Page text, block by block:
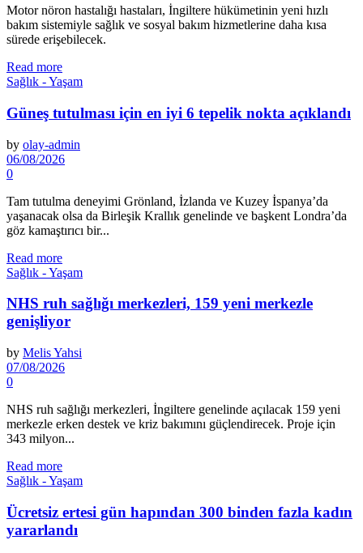
Motor nöron hastalığı hastaları, İngiltere hükümetinin yeni hızlı
bakım sistemiyle sağlık ve sosyal bakım hizmetlerine daha kısa
sürede erişebilecek.
Read more
Sağlık - Yaşam
Güneş tutulması için en iyi 6 tepelik nokta açıklandı
by olay-admin
06/08/2026
0
Tam tutulma de­neyimi Grönland, İzlanda ve Kuzey İspanya’da
yaşanacak olsa da Birleşik Krallık gene­linde ve başkent Londra’da
göz kamaştırıcı bir...
Read more
Sağlık - Yaşam
NHS ruh sağlığı merkezleri, 159 yeni merkezle
genişliyor
by Melis Yahsi
07/08/2026
0
NHS ruh sağlığı merkezleri, İngiltere genelinde açılacak 159 yeni
merkezle erken destek ve kriz bakımını güçlendirecek. Proje için
343 milyon...
Read more
Sağlık - Yaşam
Ücretsiz ertesi gün hapından 300 binden fazla kadın
yararlandı